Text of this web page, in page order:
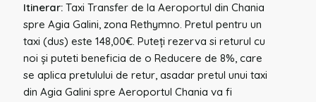
Itinerar:Taxi Transfer de la Aeroportul din Chania
spre Agia Galini, zona Rethymno. Pretul pentru un
taxi (dus) este 148,00€. Puteți rezerva si returul cu
noi și puteti beneficia de o Reducere de 8%, care
se aplica pretulului de retur, asadar pretul unui taxi
din Agia Galini spre Aeroportul Chania va fi